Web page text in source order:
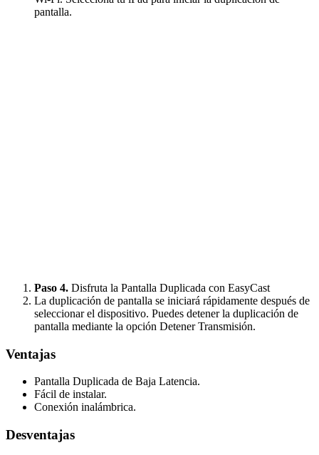
pantalla.
Paso 4. Disfruta la Pantalla Duplicada con EasyCast
La duplicación de pantalla se iniciará rápidamente después de
seleccionar el dispositivo. Puedes detener la duplicación de
pantalla mediante la opción Detener Transmisión.
Ventajas
Pantalla Duplicada de Baja Latencia.
Fácil de instalar.
Conexión inalámbrica.
Desventajas